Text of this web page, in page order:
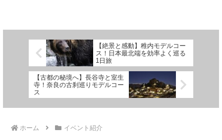
【絶景と感動】稚内モデルコー
ス！日本最北端を効率よく巡る
1日旅
【古都の秘境へ】長谷寺と室生
寺！奈良の古刹巡りモデルコー
ス
ホーム イベント紹介